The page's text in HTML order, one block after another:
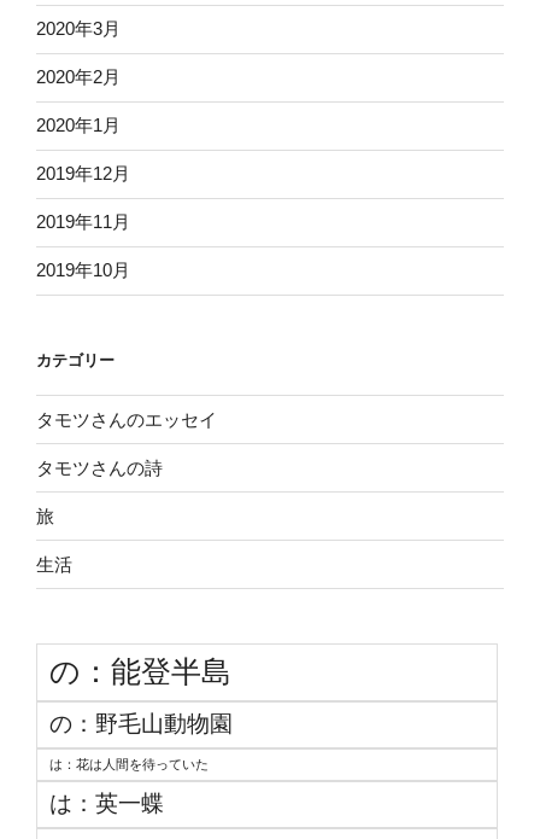
2020年3月
2020年2月
2020年1月
2019年12月
2019年11月
2019年10月
カテゴリー
タモツさんのエッセイ
タモツさんの詩
旅
生活
の：能登半島
の：野毛山動物園
は：花は人間を待っていた
は：英一蝶